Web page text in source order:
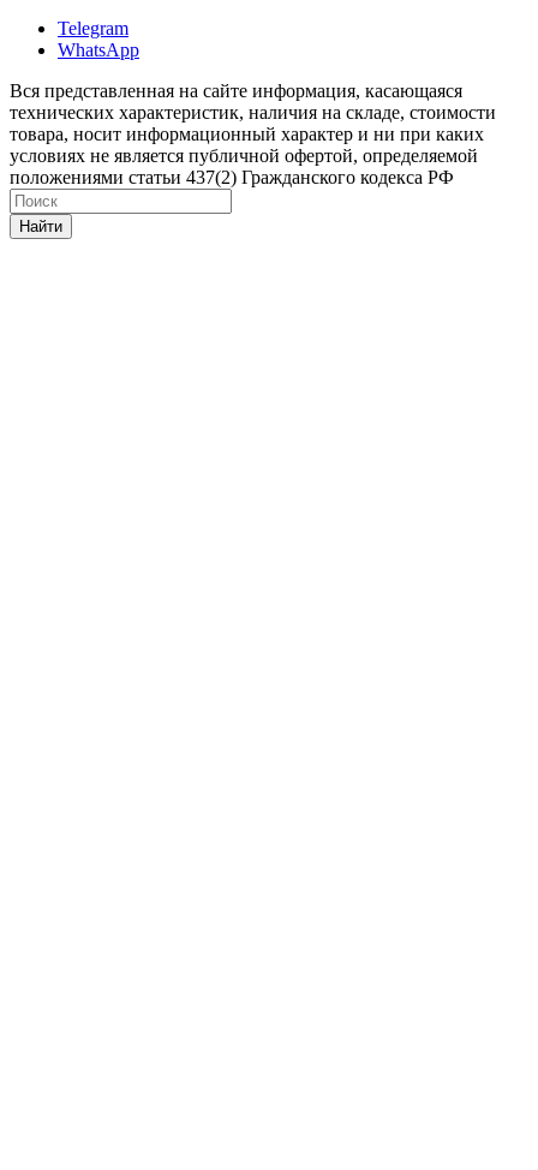
Telegram
WhatsApp
Вся представленная на сайте информация, касающаяся
технических характеристик, наличия на складе, стоимости
товара, носит информационный характер и ни при каких
условиях не является публичной офертой, определяемой
положениями статьи 437(2) Гражданского кодекса РФ
Найти